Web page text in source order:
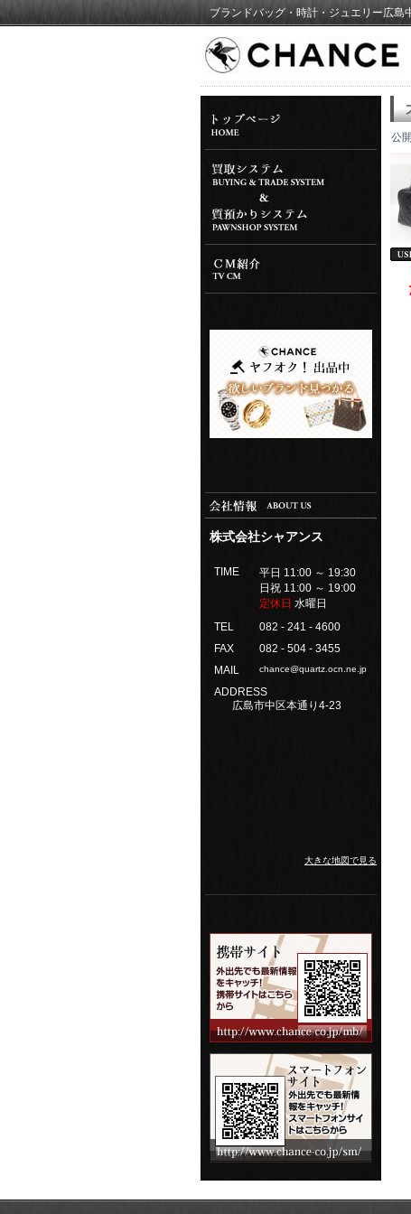
ブランドバッグ・時計・ジュエリー広
株式会社シャアンス
TIME
平日 11:00 ～ 19:30
日祝 11:00 ～ 19:00
定休日 水曜日
TEL
082 - 241 - 4600
FAX
082 - 504 - 3455
MAIL
chance@quartz.ocn.ne.jp
ADDRESS
広島市中区本通り4-23
大きな地図で見る
公